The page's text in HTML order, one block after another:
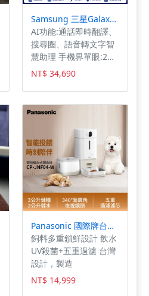
Samsung 三星Galaxy S25 Ultra (12G/512G)
AI功能:通話即時翻譯、
搜尋圈、語音轉文字智
慧助理 手機界單眼:2億
超高畫素 更強續
航:5000mAh大電量
NT$ 34,690
Panasonic 國際牌台灣製寵物智能複合式攝影飲水餵食機 CP-JNF04-W
飼料多重鎖鮮設計 飲水
UV殺菌+五重過濾 台灣
設計，製造
NT$ 14,999